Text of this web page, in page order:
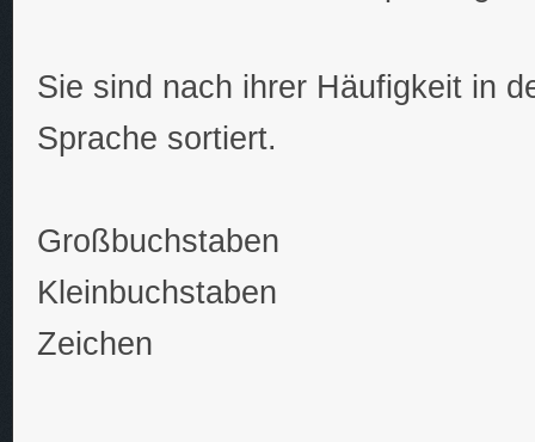
Sie sind nach ihrer Häufigkeit in
Sprache sortiert.
Großbuchstaben
Kleinbuchstaben
Zeichen